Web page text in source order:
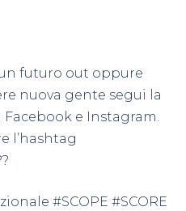
futuro out oppure
nuova gente segui la
Facebook e Instagram.
l’hashtag
#SCOPE #SCORE